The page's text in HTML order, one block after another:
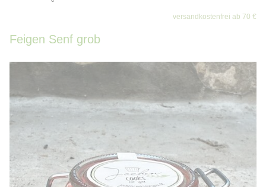
Feigen Senf grob